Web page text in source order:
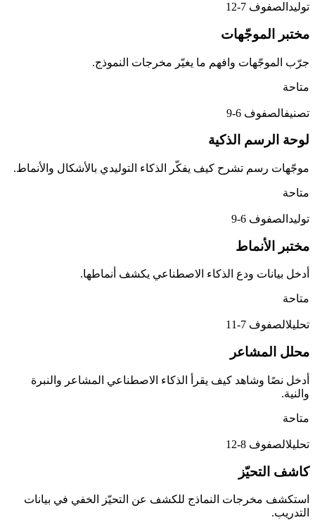
توليد الصفوف 7-12
مختبر الموجّهات
جرّب الموجّهات وافهم ما يغيّر مخرجات النموذج.
متاحة
تصنيفالصفوف 6-9
لوحة الرسم الذكية
موجّهات رسم تشرح كيف يفكّر الذكاء التوليدي بالأشكال والأنماط.
متاحة
توليد الصفوف 6-9
مختبر الأنماط
أدخل بيانات ودع الذكاء الاصطناعي يكشف أنماطها.
متاحة
تحليلالصفوف 7-11
محلل المشاعر
أدخل نصًا وشاهد كيف يقرأ الذكاء الاصطناعي المشاعر والنبرة
والنية.
متاحة
تحليلالصفوف 8-12
كاشف التحيّز
استكشف مخرجات النماذج للكشف عن التحيّز الخفي في بيانات
التدريب.